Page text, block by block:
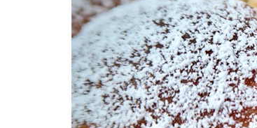
SME
แห่ง
ประเทศไทย,